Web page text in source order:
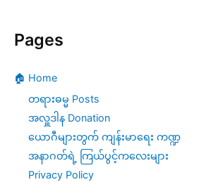
ဒေသနာ
သတ္တမ
အကြိမ်
တရား
စခန်း
Pages
🏠 Home
တရားဓမ္မ Posts
အလှူဒါန Donation
ယောဂီများတွက် ကျန်းမာရေး ကဏ္ဍ
အနာဂတ်ရဲ့ ကြယ်ပွင့်ကလေးများ
Privacy Policy